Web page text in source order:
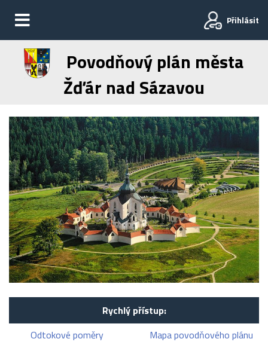
Přihlásit
Povodňový plán města
Žďár nad Sázavou
Rychlý přístup:
Odtokové poměry
Mapa povodňového plánu